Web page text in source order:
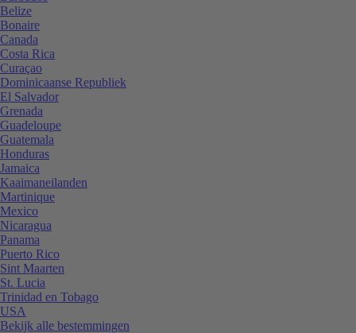
Belize
Bonaire
Canada
Costa Rica
Curaçao
Dominicaanse Republiek
El Salvador
Grenada
Guadeloupe
Guatemala
Honduras
Jamaica
Kaaimaneilanden
Martinique
Mexico
Nicaragua
Panama
Puerto Rico
Sint Maarten
St. Lucia
Trinidad en Tobago
USA
Bekijk alle bestemmingen